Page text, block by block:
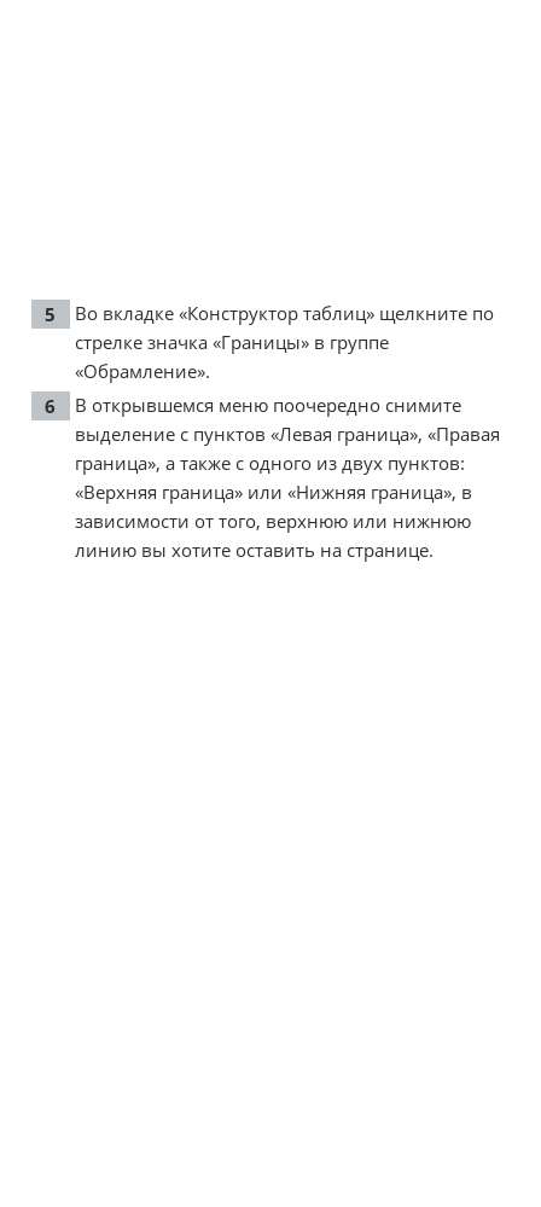
Во вкладке «Конструктор таблиц» щелкните по
стрелке значка «Границы» в группе
«Обрамление».
В открывшемся меню поочередно снимите
выделение с пунктов «Левая граница», «Правая
граница», а также с одного из двух пунктов:
«Верхняя граница» или «Нижняя граница», в
зависимости от того, верхнюю или нижнюю
линию вы хотите оставить на странице.